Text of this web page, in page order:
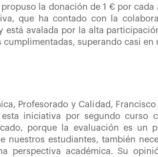
la donación de 1 € por
que ha contado con la
está avalada por la alta
cumplimentadas, superando casi
Profesorado y Calidad,
iniciativa por segundo curso
porque la evaluación es un
nuestros estudiantes, también
perspectiva académica. Su